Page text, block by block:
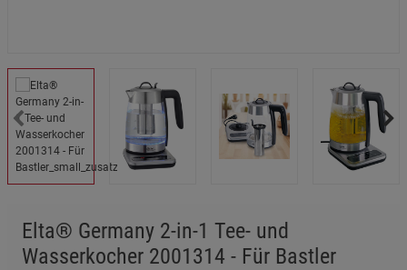
Elta® Germany 2-in-1 Tee- und
Wasserkocher 2001314 - Für Bastler